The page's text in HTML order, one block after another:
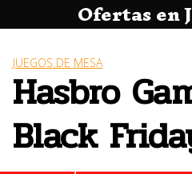
al
Ofertas en
JUEGOS DE MESA
Hasbro
Black